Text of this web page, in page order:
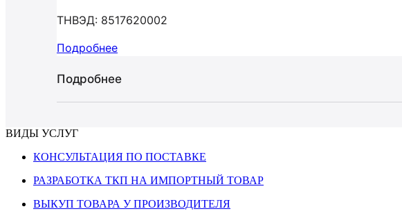
ТНВЭД: 8517620002
Подробнее
Подробнее
ВИДЫ УСЛУГ
КОНСУЛЬТАЦИЯ ПО ПОСТАВКЕ
РАЗРАБОТКА ТКП НА ИМПОРТНЫЙ ТОВАР
ВЫКУП ТОВАРА У ПРОИЗВОДИТЕЛЯ